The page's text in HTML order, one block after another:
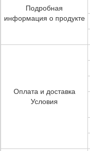
Подробная
информация о продукте
Оплата и доставка
Условия